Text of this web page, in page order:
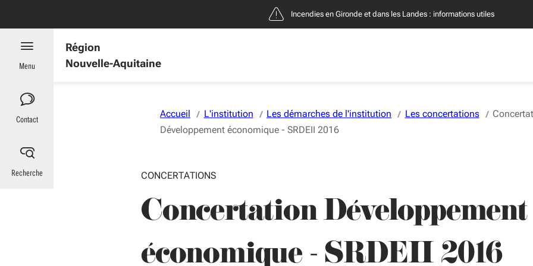
Incendies : entreprises, contacts et démarches
Région
Nouvelle-Aquitaine
Menu
Contact
Recherche
Accueil L'institution Les démarches de l'institution Les concertations
Développement économique - SRDEII 2016
CONCERTATIONS
Concertation Développement